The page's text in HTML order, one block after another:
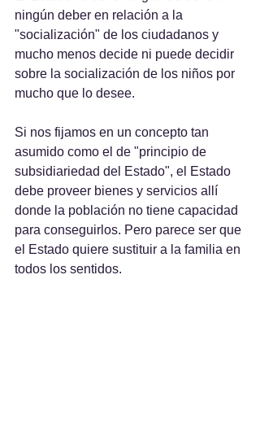
ningún deber en relación a la
"socialización" de los ciudadanos y
mucho menos decide ni puede decidir
sobre la socialización de los niños por
mucho que lo desee.
Si nos fijamos en un concepto tan
asumido como el de "principio de
subsidiariedad del Estado", el Estado
debe proveer bienes y servicios allí
donde la población no tiene capacidad
para conseguirlos. Pero parece ser que
el Estado quiere sustituir a la familia en
todos los sentidos.